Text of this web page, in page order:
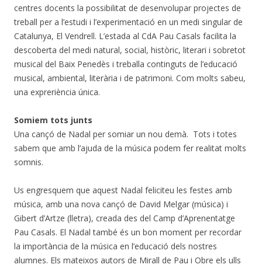
centres docents la possibilitat de desenvolupar projectes de
treball per a l’estudi i l’experimentació en un medi singular de
Catalunya, El Vendrell. L’estada al CdA Pau Casals facilita la
descoberta del medi natural, social, històric, literari i sobretot
musical del Baix Penedès i treballa continguts de l’educació
musical, ambiental, literària i de patrimoni. Com molts sabeu,
una expreriència única.
Somiem tots junts
Una cançó de Nadal per somiar un nou demà. Tots i totes
sabem que amb l’ajuda de la música podem fer realitat molts
somnis.
Us engresquem que aquest Nadal feliciteu les festes amb
música, amb una nova cançó de David Melgar (música) i
Gibert d’Artze (lletra), creada des del Camp d’Aprenentatge
Pau Casals. El Nadal també és un bon moment per recordar
la importància de la música en l’educació dels nostres
alumnes. Els mateixos autors de Mirall de Pau i Obre els ulls